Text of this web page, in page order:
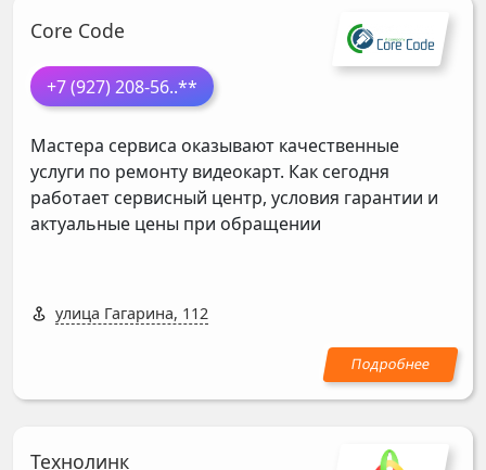
Core Code
+7 (927) 208-56..**
Мастера сервиса оказывают качественные
услуги по ремонту видеокарт. Как сегодня
работает сервисный центр, условия гарантии и
актуальные цены при обращении
улица Гагарина, 112
Технолинк